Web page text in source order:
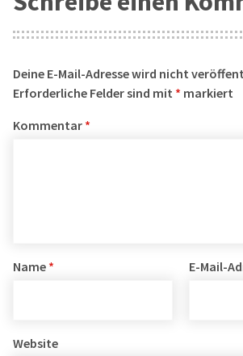
Deine E-Mail-Adresse wird nicht
Erforderliche Felder sind mit * markiert
Kommentar *
Name * E-Mail-
Website